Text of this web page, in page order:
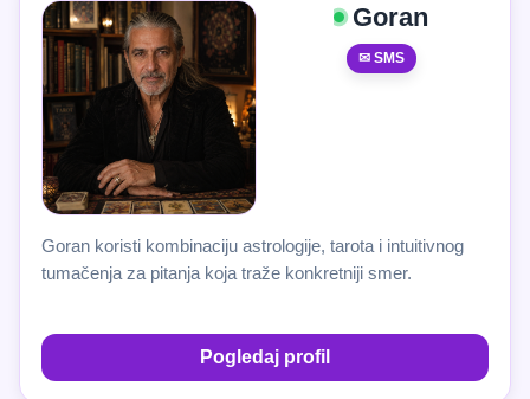
Goran
✉ SMS
Goran koristi kombinaciju astrologije, tarota i intuitivnog
tumačenja za pitanja koja traže konkretniji smer.
Pogledaj profil